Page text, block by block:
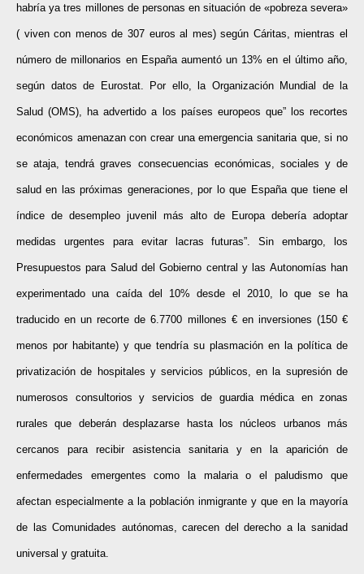
habría ya tres millones de personas en situación de «pobreza severa»
( viven con menos de 307 euros al mes) según Cáritas, mientras el
número de millonarios en España aumentó un 13% en el último año,
según datos de Eurostat. Por ello, la Organización Mundial de la
Salud (OMS), ha advertido a los países europeos que” los recortes
económicos amenazan con crear una emergencia sanitaria que, si no
se ataja, tendrá graves consecuencias económicas, sociales y de
salud en las próximas generaciones, por lo que España que tiene el
índice de desempleo juvenil más alto de Europa debería adoptar
medidas urgentes para evitar lacras futuras”. Sin embargo, los
Presupuestos para Salud del Gobierno central y las Autonomías han
experimentado una caída del 10% desde el 2010, lo que se ha
traducido en un recorte de 6.7700 millones € en inversiones (150 €
menos por habitante) y que tendría su plasmación en la política de
privatización de hospitales y servicios públicos, en la supresión de
numerosos consultorios y servicios de guardia médica en zonas
rurales que deberán desplazarse hasta los núcleos urbanos más
cercanos para recibir asistencia sanitaria y en la aparición de
enfermedades emergentes como la malaria o el paludismo que
afectan especialmente a la población inmigrante y que en la mayoría
de las Comunidades autónomas, carecen del derecho a la sanidad
universal y gratuita.